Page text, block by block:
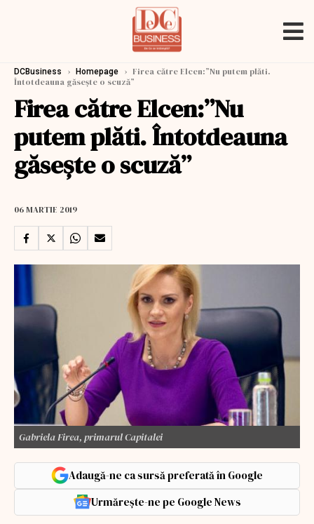
DCBusiness › Homepage › Firea către Elcen:”Nu putem plăti.
Întotdeauna găsește o scuză”
Firea către Elcen:”Nu
putem plăti. Întotdeauna
găsește o scuză”
06 MARTIE 2019
Gabriela Firea, primarul Capitalei
Adaugă-ne ca sursă preferată în Google
Urmărește-ne pe Google News